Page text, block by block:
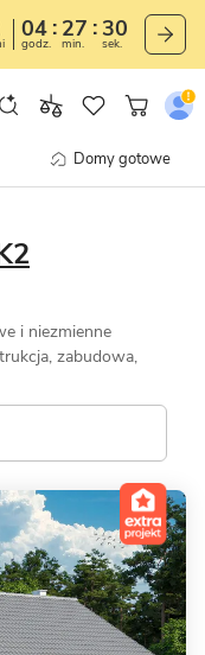
04
godz.
27
min.
27
sek.
Domy gotowe
i niezmienne
zabudowa,